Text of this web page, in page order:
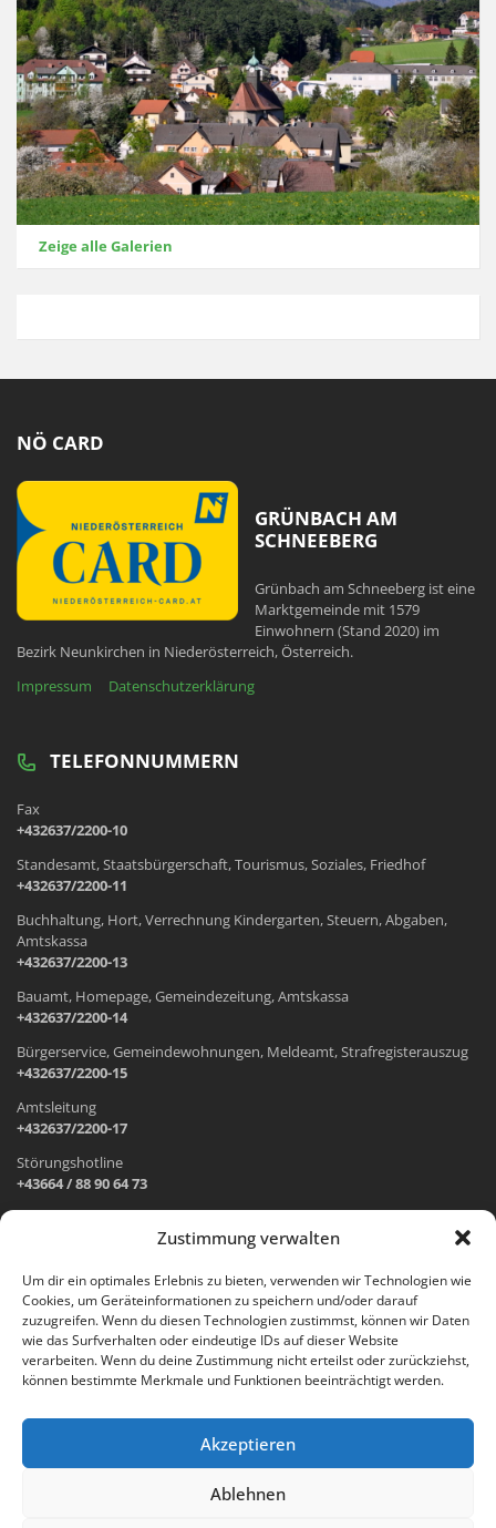
Zustimmung verwalten
Um dir ein optimales Erlebnis zu bieten, verwenden wir Technologien wie
Cookies, um Geräteinformationen zu speichern und/oder darauf
zuzugreifen. Wenn du diesen Technologien zustimmst, können wir Daten
wie das Surfverhalten oder eindeutige IDs auf dieser Website
verarbeiten. Wenn du deine Zustimmung nicht erteilst oder zurückziehst,
können bestimmte Merkmale und Funktionen beeinträchtigt werden.
Akzeptieren
Ablehnen
Zeige alle Galerien
NÖ CARD
GRÜNBACH AM
SCHNEEBERG
Grünbach am Schneeberg ist eine
Marktgemeinde mit 1579
Einwohnern (Stand 2020) im
Bezirk Neunkirchen in Niederösterreich, Österreich.
Impressum
Datenschutzerklärung
TELEFONNUMMERN
Fax
+432637/2200-10
Standesamt, Staatsbürgerschaft, Tourismus, Soziales, Friedhof
+432637/2200-11
Buchhaltung, Hort, Verrechnung Kindergarten, Steuern, Abgaben,
Amtskassa
+432637/2200-13
Bauamt, Homepage, Gemeindezeitung, Amtskassa
+432637/2200-14
Bürgerservice, Gemeindewohnungen, Meldeamt, Strafregisterauszug
+432637/2200-15
Amtsleitung
+432637/2200-17
Störungshotline
+43664 / 88 90 64 73
Wr. Neustädter Straße 1
2733 Grünbach am Schneeberg
Öffnungszeiten Gemeindeamt:
Montag: 8.00 – 12.00 Uhr und 14.00 – 18.00 Uhr
Freitag: 8.00 – 12.00 Uhr
Email: